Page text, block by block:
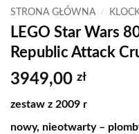
STRONA GŁÓWNA /
LEGO Star Wars
Republic Attack
3949,00 zł
zestaw z 2009 r
nowy, nieotwarty –